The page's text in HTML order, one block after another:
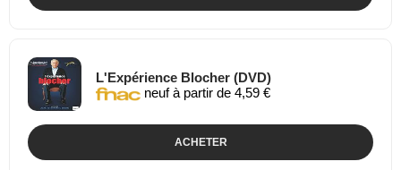
L'Expérience Blocher (DVD)
neuf à partir de 4,59 €
ACHETER